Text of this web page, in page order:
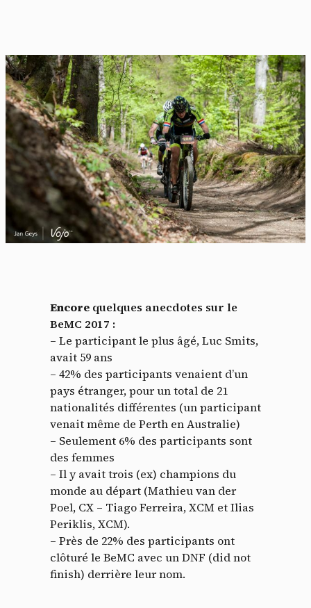
Encore quelques anecdotes sur le
BeMC 2017 :
– Le participant le plus âgé, Luc Smits,
avait 59 ans
– 42% des participants venaient d’un
pays étranger, pour un total de 21
nationalités différentes (un participant
venait même de Perth en Australie)
– Seulement 6% des participants sont
des femmes
– Il y avait trois (ex) champions du
monde au départ (Mathieu van der
Poel, CX – Tiago Ferreira, XCM et Ilias
Periklis, XCM).
– Près de 22% des participants ont
clôturé le BeMC avec un DNF (did not
finish) derrière leur nom.